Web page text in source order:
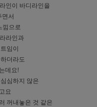
인이 바디라인을
서
낌으로
라인과
임이
더라도
데요!
심하지 않은
요
꺼내놓은 것 같은